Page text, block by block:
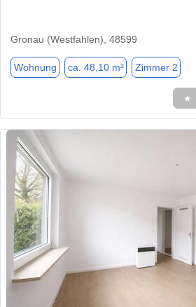
Gronau (Westfahlen), 48599
Wohnung ca. 48,10 m² Zimmer 2
★